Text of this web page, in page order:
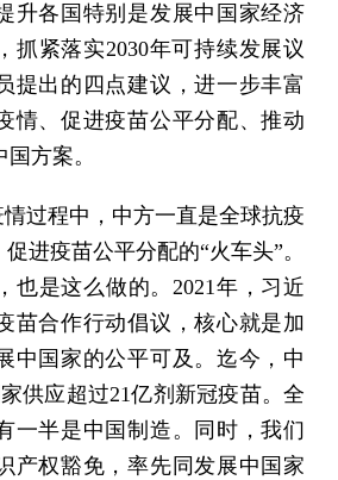
升各国特别是发展中国家经济
抓紧落实2030年可持续发展议
提出的四点建议，进一步丰富
情、促进疫苗公平分配、推动
方案。
过程中，中方一直是全球抗疫
进疫苗公平分配的“火车头”。
也是这么做的。2021年，习近
苗合作行动倡议，核心就是加
中国家的公平可及。迄今，中
供应超过21亿剂新冠疫苗。全
一半是中国制造。同时，我们
产权豁免，率先同发展中国家